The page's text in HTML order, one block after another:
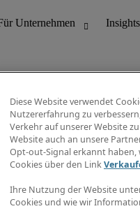
& Rechnungswesen
Bereich
Diese Website verwendet
Nutzererfahrung zu
Verkehr auf unserer Website
Website auch an unsere
Opt-out-Signal erkannt
Cookies über den Link
Ihre Nutzung der Website
Cookies und wie wir